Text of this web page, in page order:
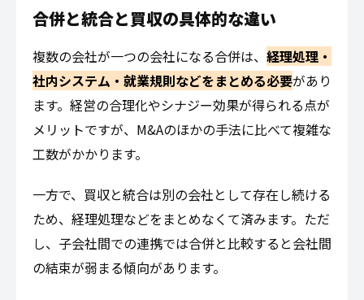
合併と統合と買収の具体的な違い
複数の会社が一つの会社になる合併は、 経理処理・
社内システム・就業規則などをまとめる必要があり
ます。経営の合理化やシナジー効果が得られる点が
メリットですが、M&Aのほかの手法に比べて複雑な
工数がかかります。
一方で、買収と統合は別の会社として存在し続ける
ため、経理処理などをまとめなくて済みます。ただ
し、子会社間での連携では合併と比較すると会社間
の結束が弱まる傾向があります。